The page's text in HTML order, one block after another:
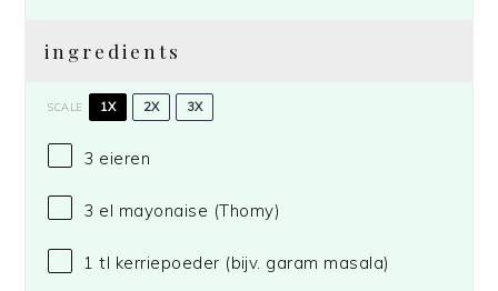
ingredients
SCALE 1X 2X 3X
3 eieren
3 el mayonaise (Thomy)
1 tl kerriepoeder (bijv. garam masala)